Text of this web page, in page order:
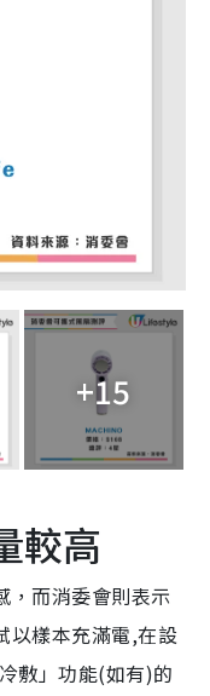
+15
較高
，而消委會則表示
以樣本充滿電,在設
敷」功能(如有)的